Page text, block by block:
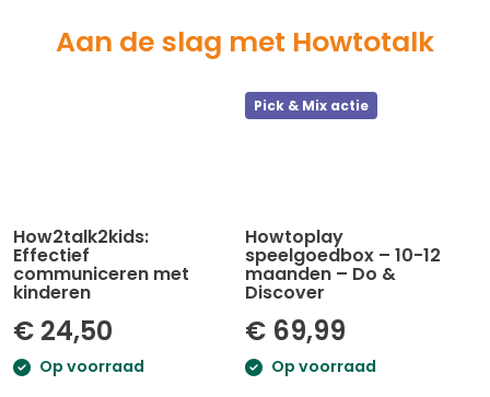
Aan de slag met Howtotalk
How2talk2kids:
Effectief
communiceren met
kinderen
€ 24,50
Op voorraad
Pick & Mix actie
Howtoplay
speelgoedbox – 10-12
maanden – Do &
Discover
€ 69,99
Op voorraad